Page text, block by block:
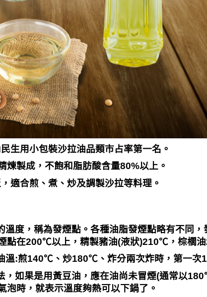
生用小包裝沙拉油品類市占率第一名。
煉製成，不飽和脂肪酸含量80%以上。
適合煎、煮、炒及調製沙拉等料理。
溫度，稱為發煙點。各種油脂發煙點略有不同
點在200℃以上，精製豬油(液狀)210℃ ，棕櫚油
溫:煎140℃ 、炒180℃ 、炸分兩次炸時，第一次
，如果是用黃豆油，應在油尚未冒煙(通常以
泡時，就表示溫度夠熱可以下鍋了。